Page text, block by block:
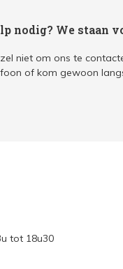
nodig? We staan
niet om ons te
of kom gewoon
tot 18u30